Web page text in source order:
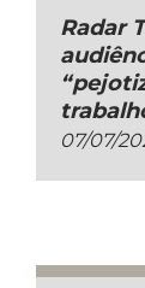
Radar
07/07/